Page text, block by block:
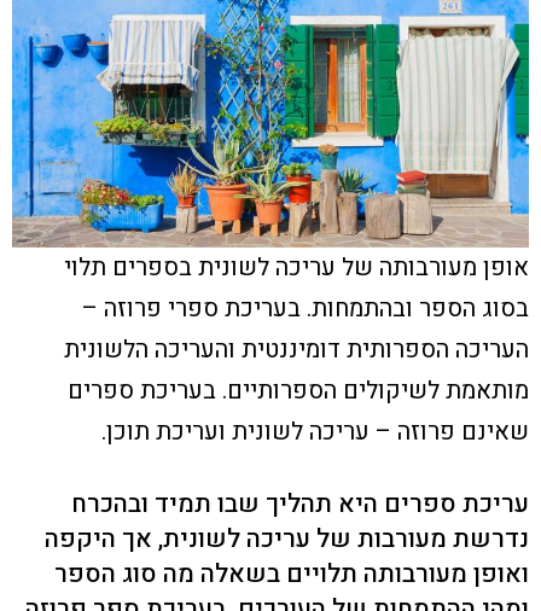
אופן מעורבותה של עריכה לשונית בספרים תלוי
בסוג הספר ובהתמחות. בעריכת ספרי פרוזה –
העריכה הספרותית דומיננטית והעריכה הלשונית
מותאמת לשיקולים הספרותיים. בעריכת ספרים
שאינם פרוזה – עריכה לשונית ועריכת תוכן.
עריכת ספרים היא תהליך שבו תמיד ובהכרח
נדרשת מעורבות של עריכה לשונית, אך היקפה
ואופן מעורבותה תלויים בשאלה מה סוג הספר